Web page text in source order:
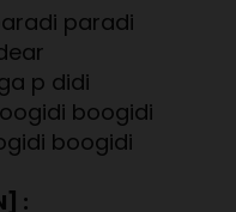
paradi
p didi
boogidi
boogidi
: